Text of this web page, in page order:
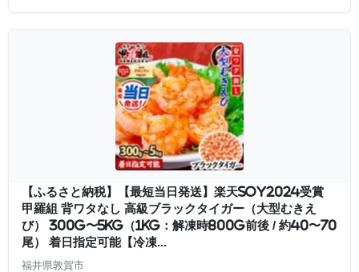
【ふるさと納税】【最短当日発送】楽天SOY2024受賞
甲羅組 背ワタなし 高級ブラックタイガー（大型むきえ
び） 300g〜5kg（1kg：解凍時800g前後 / 約40〜70
尾） 着日指定可能【冷凍...
福井県敦賀市